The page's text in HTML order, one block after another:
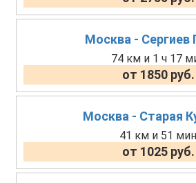
Москва - Сергиев
74 км и 1 ч 17
от 1850 руб.
Москва - Старая
41 км и 51 мин
от 1025 руб.